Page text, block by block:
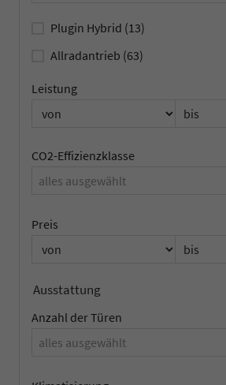
Plugin Hybrid (13)
Allradantrieb (63)
Leistung
CO2-Effizienzklasse
alles ausgewählt
Preis
Ausstattung
Anzahl der Türen
alles ausgewählt